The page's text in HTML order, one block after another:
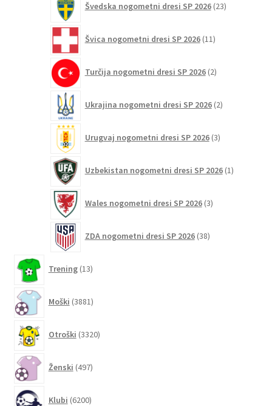
Švedska nogometni dresi SP 2026 23izdelkov
Švica nogometni dresi SP 2026 11izdelkov
Turčija nogometni dresi SP 2026 2izdelka
Ukrajina nogometni dresi SP 2026 2izdelka
Urugvaj nogometni dresi SP 2026 3izdelki
Uzbekistan nogometni dresi SP 2026 1izdelek
Wales nogometni dresi SP 2026 3izdelki
ZDA nogometni dresi SP 2026 38izdelkov
Trening 13izdelkov
Moški 3881izdelkov
Otroški 3320izdelkov
Ženski 497izdelkov
Klubi 6200